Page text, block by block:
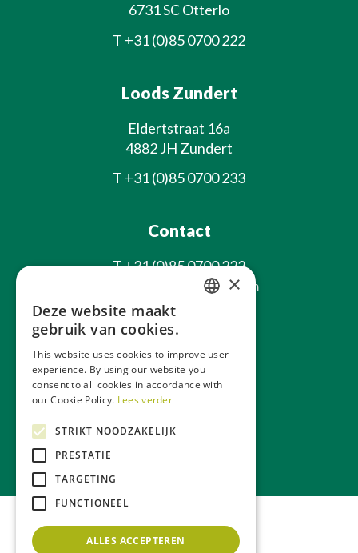
6731 SC Otterlo
T +31 (0)85 0700 222
Loods Zundert
Eldertstraat 16a
4882 JH Zundert
T +31 (0)85 0700 233
Contact
T+31 (0)85 0700 222
info@laxsjonplants.com
Blijf op de hoogte
Over ons
×
Deze website maakt
gebruik van cookies.
This website uses cookies to improve user
experience. By using our website you
consent to all cookies in accordance with
our Cookie Policy. Lees verder
STRIKT NOODZAKELIJK
PRESTATIE
TARGETING
FUNCTIONEEL
ALLES ACCEPTEREN